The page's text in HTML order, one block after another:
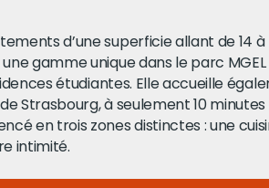
d’une superficie allant de 14
gamme unique dans le parc MGEL
étudiantes. Elle accueille
Strasbourg, à seulement 10
en trois zones distinctes : une
intimité.